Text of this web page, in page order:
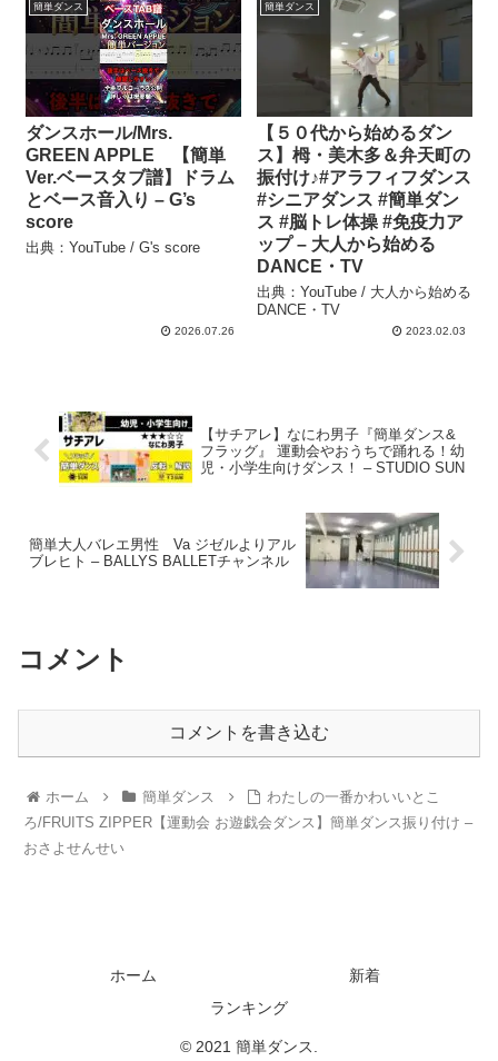
簡単ダンス
ダンスホール/Mrs.
GREEN APPLE 【簡単
Ver.ベースタブ譜】ドラム
とベース音入り – G’s
score
出典：YouTube / G's score
2026.07.26
簡単ダンス
【５０代から始めるダン
ス】栂・美木多＆弁天町の
振付け♪#アラフィフダンス
#シニアダンス #簡単ダン
ス #脳トレ体操 #免疫力ア
ップ – 大人から始める
DANCE・TV
出典：YouTube / 大人から始める
DANCE・TV
2023.02.03
【サチアレ】なにわ男子『簡単ダンス&
フラッグ』 運動会やおうちで踊れる！幼
児・小学生向けダンス！ – STUDIO SUN
簡単大人バレエ男性 Va ジゼルよりアル
ブレヒト – BALLYS BALLETチャンネル
コメント
コメントを書き込む
ホーム 簡単ダンス
わたしの一番かわいいとこ
ろ/FRUITS ZIPPER【運動会 お遊戯会ダンス】簡単ダンス振り付け –
おさよせんせい
ホーム
新着
ランキング
© 2021 簡単ダンス.